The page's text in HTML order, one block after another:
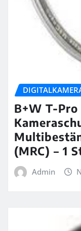
B+W T-Pro
(MRC) – 1
Admin